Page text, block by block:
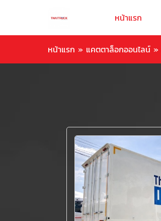
หน้าแรก
หน้าแรก » แคตตาล็อกออนไลน์ »